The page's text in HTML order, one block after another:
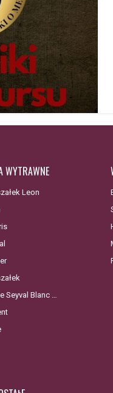
WYTRAWNE
Leon
Seyval Blanc …